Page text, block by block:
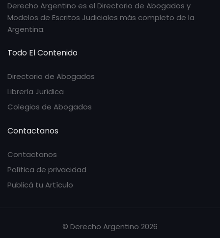
Derecho Argentino es el Directorio de Abogados y
Modelos de Escritos Judiciales más completo de la
Argentina.
Todo El Contenido
Directorio de Abogados
Librería Jurídica
Colegios de Abogados
Contactanos
Contactanos
Política de privacidad
Publicá tu Artículo
© Derecho Argentino 2026